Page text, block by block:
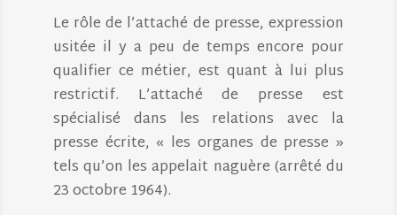
Le rôle de l’attaché de presse, expression
usitée il y a peu de temps encore pour
qualifier ce métier, est quant à lui plus
restrictif. L’attaché de presse est
spécialisé dans les relations avec la
presse écrite, « les organes de presse »
tels qu’on les appelait naguère (arrêté du
23 octobre 1964).